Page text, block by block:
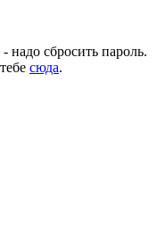
- надо сбросить пароль.
сюда.